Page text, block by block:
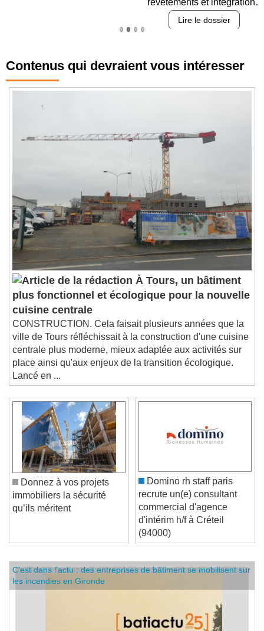
revêtements et intégration…
Contenus qui devraient vous intéresser
À Tours, un bâtiment
plus fonctionnel et écologique pour la nouvelle
cuisine centrale
CONSTRUCTION. Cela faisait plusieurs années que la
ville de Tours réfléchissait à la construction d'une cuisine
centrale plus moderne, mieux adaptée aux activités sur
place ainsi qu'aux enjeux de la transition écologique.
Lancé en ...
Donnez à vos projets
immobiliers la sécurité
Domino rh staff paris
recrute un(e) consultant
commercial d'agence
d'intérim h/f à Créteil
(94000)
C'est dans l'actu : des entreprises de bâtiment se mobilisent sur
les incendies en Gironde